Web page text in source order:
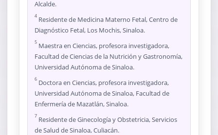
Alcalde.
4 Residente de Medicina Materno Fetal, Centro de
Diagnóstico Fetal, Los Mochis, Sinaloa.
5 Maestra en Ciencias, profesora investigadora,
Facultad de Ciencias de la Nutrición y Gastronomía,
Universidad Autónoma de Sinaloa.
6 Doctora en Ciencias, profesora investigadora,
Universidad Autónoma de Sinaloa, Facultad de
Enfermería de Mazatlán, Sinaloa.
7 Residente de Ginecología y Obstetricia, Servicios
de Salud de Sinaloa, Culiacán.